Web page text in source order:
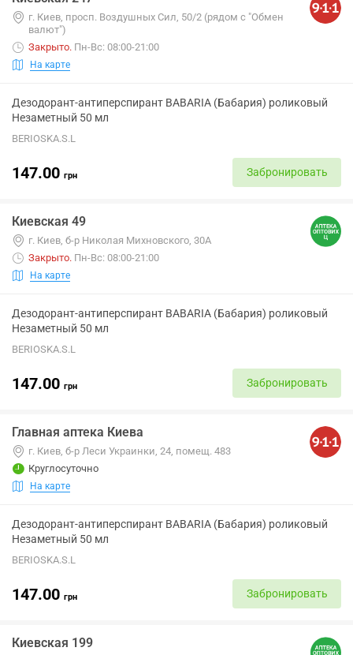
г. Киев, просп. Воздушных Сил, 50/2 (рядом с "Обмен
валют")
Закрыто. Пн-Вс: 08:00-21:00
На карте
Дезодорант-антиперспирант BABARIA (Бабария) роликовый
Незаметный 50 мл
BERIOSKA.S.L
147.00 грн Забронировать
Киевская 49
г. Киев, б-р Николая Михновского, 30А
Закрыто. Пн-Вс: 08:00-21:00
На карте
Дезодорант-антиперспирант BABARIA (Бабария) роликовый
Незаметный 50 мл
BERIOSKA.S.L
147.00 грн Забронировать
Главная аптека Киева
г. Киев, б-р Леси Украинки, 24, помещ. 483
Круглосуточно
На карте
Дезодорант-антиперспирант BABARIA (Бабария) роликовый
Незаметный 50 мл
BERIOSKA.S.L
147.00 грн Забронировать
Киевская 199